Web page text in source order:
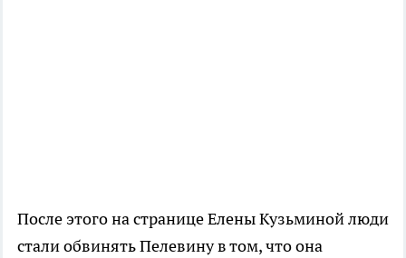
После этого на страницеЕлены Кузьминойлюди
стали обвинять Пелевину в том, что она